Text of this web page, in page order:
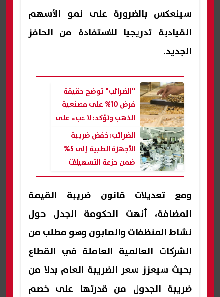
سينعكس بالضرورة على نمو الأسهم
القيادية تدريجيا للاستفادة من الحافز
الجديد.
"الضرائب" توضح حقيقة
فرض 10% على مصنعية
الذهب وتؤكد: لا عبء على
المستهلك
الضرائب: خفض ضريبة
الأجهزة الطبية إلى 5%
ضمن حزمة التسهيلات
الجديدة
ومع تعديلات قانون ضريبة القيمة
المضافة، أنهت الحكومة الجدل حول
نشاط المنظفات والصابون وهو مطلب من
الشركات العالمية العاملة في القطاع
بحيث سيعزز سعر الضريبة العام بدلا من
ضريبة الجدول من قدرتها على خصم